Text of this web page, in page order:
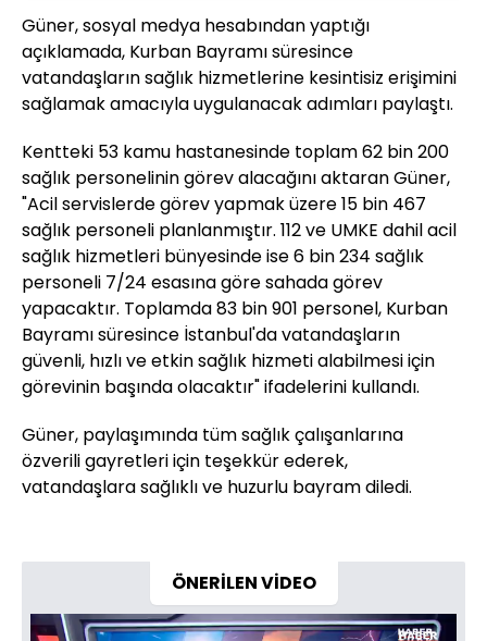
Güner, sosyal medya hesabından yaptığı
açıklamada, Kurban Bayramı süresince
vatandaşların sağlık hizmetlerine kesintisiz erişimini
sağlamak amacıyla uygulanacak adımları paylaştı.
Kentteki 53 kamu hastanesinde toplam 62 bin 200
sağlık personelinin görev alacağını aktaran Güner,
"Acil servislerde görev yapmak üzere 15 bin 467
sağlık personeli planlanmıştır. 112 ve UMKE dahil acil
sağlık hizmetleri bünyesinde ise 6 bin 234 sağlık
personeli 7/24 esasına göre sahada görev
yapacaktır. Toplamda 83 bin 901 personel, Kurban
Bayramı süresince İstanbul'da vatandaşların
güvenli, hızlı ve etkin sağlık hizmeti alabilmesi için
görevinin başında olacaktır" ifadelerini kullandı.
Güner, paylaşımında tüm sağlık çalışanlarına
özverili gayretleri için teşekkür ederek,
vatandaşlara sağlıklı ve huzurlu bayram diledi.
ÖNERİLEN VİDEO